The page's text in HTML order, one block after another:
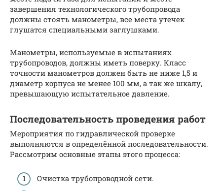
завершения технологического трубопровода
должны стоять манометры, все места утечек
глушатся специальными заглушками.
Манометры, используемые в испытаниях
трубопроводов, должны иметь поверку. Класс
точности манометров должен быть не ниже 1,5 и
диаметр корпуса не менее 100 мм, а так же шкалу,
превышающую испытательное давление.
Последовательность проведения работ
Мероприятия по гидравлической проверке
выполняются в определённой последовательности.
Рассмотрим основные этапы этого процесса:
Очистка трубопроводной сети.